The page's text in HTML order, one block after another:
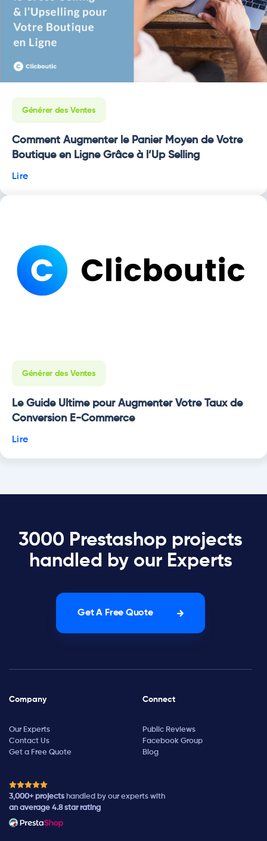
Générer des Ventes
Comment Augmenter le Panier Moyen de Votre
Boutique en Ligne Grâce à l’Up Selling
Lire
Générer des Ventes
Le Guide Ultime pour Augmenter Votre Taux de
Conversion E-Commerce
Lire
3000 Prestashop projects
handled by our Experts
Get A Free Quote
Company
Our Experts
Contact Us
Get a Free Quote
Connect
Public Reviews
Facebook Group
Blog
3,000+ projects handled by our experts with
an average 4.8 star rating